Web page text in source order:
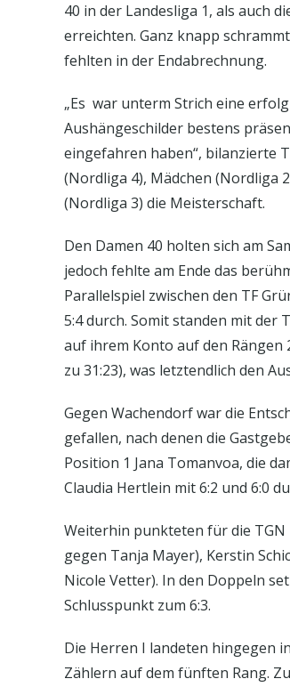
40 in der Landesliga 1, als auch
erreichten. Ganz knapp
fehlten in der Endabrechnung.
„Es war unterm Strich eine
Aushängeschilder bestens
eingefahren haben“, bilanzierte
(Nordliga 4), Mädchen (Nordliga
(Nordliga 3) die Meisterschaft.
Den Damen 40 holten sich am
jedoch fehlte am Ende das
Parallelspiel zwischen den TF
5:4 durch. Somit standen mit der
auf ihrem Konto auf den
zu 31:23), was letztendlich den
Gegen Wachendorf war die
gefallen, nach denen die
Position 1 Jana Tomanvoa, die
Claudia Hertlein mit 6:2 und 6:0
Weiterhin punkteten für die TGN
gegen Tanja Mayer), Kerstin
Nicole Vetter). In den Doppeln
Schlusspunkt zum 6:3.
Die Herren I landeten hingegen
Zählern auf dem fünften Rang.